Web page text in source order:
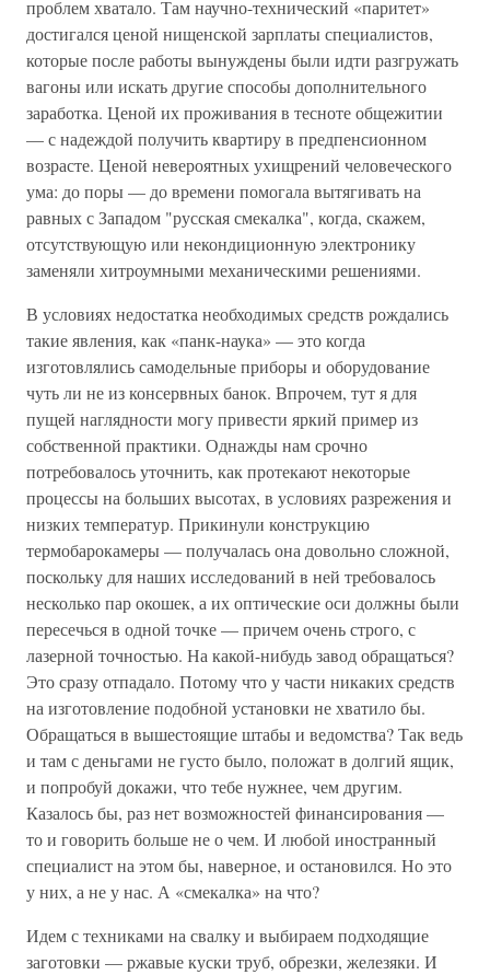
проблем хватало. Там научно-технический «паритет»
достигался ценой нищенской зарплаты специалистов,
которые после работы вынуждены были идти разгружать
вагоны или искать другие способы дополнительного
заработка. Ценой их проживания в тесноте общежитии
— с надеждой получить квартиру в предпенсионном
возрасте. Ценой невероятных ухищрений человеческого
ума: до поры — до времени помогала вытягивать на
равных с Западом "русская смекалка", когда, скажем,
отсутствующую или некондиционную электронику
заменяли хитроумными механическими решениями.
В условиях недостатка необходимых средств рождались
такие явления, как «панк-наука» — это когда
изготовлялись самодельные приборы и оборудование
чуть ли не из консервных банок. Впрочем, тут я для
пущей наглядности могу привести яркий пример из
собственной практики. Однажды нам срочно
потребовалось уточнить, как протекают некоторые
процессы на больших высотах, в условиях разрежения и
низких температур. Прикинули конструкцию
термобарокамеры — получалась она довольно сложной,
поскольку для наших исследований в ней требовалось
несколько пар окошек, а их оптические оси должны были
пересечься в одной точке — причем очень строго, с
лазерной точностью. На какой-нибудь завод обращаться?
Это сразу отпадало. Потому что у части никаких средств
на изготовление подобной установки не хватило бы.
Обращаться в вышестоящие штабы и ведомства? Так ведь
и там с деньгами не густо было, положат в долгий ящик,
и попробуй докажи, что тебе нужнее, чем другим.
Казалось бы, раз нет возможностей финансирования —
то и говорить больше не о чем. И любой иностранный
специалист на этом бы, наверное, и остановился. Но это
у них, а не у нас. А «смекалка» на что?
Идем с техниками на свалку и выбираем подходящие
заготовки — ржавые куски труб, обрезки, железяки. И